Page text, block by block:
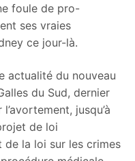
foule de pro-
ses vraies
ce jour-là.
actualité du nouveau
du Sud, dernier
jusqu’à
de loi
de la loi sur les crimes